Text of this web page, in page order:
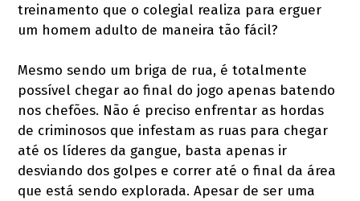
treinamento que o colegial realiza para erguer
um homem adulto de maneira tão fácil?
Mesmo sendo um briga de rua, é totalmente
possível chegar ao final do jogo apenas batendo
nos chefões. Não é preciso enfrentar as hordas
de criminosos que infestam as ruas para chegar
até os líderes da gangue, basta apenas ir
desviando dos golpes e correr até o final da área
que está sendo explorada. Apesar de ser uma